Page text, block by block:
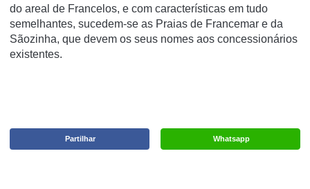
do areal de Francelos, e com características em tudo
semelhantes, sucedem-se as Praias de Francemar e da
Sãozinha, que devem os seus nomes aos concessionários
existentes.
Whatsapp
Partilhar